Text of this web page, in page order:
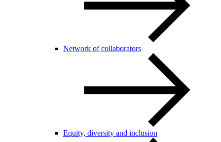
Network of collaborators
Equity, diversity and inclusion